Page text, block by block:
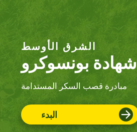
الشرق الأوسط
شهادة بونسوكرو
مبادرة قصب السكر المستدامة
البدء